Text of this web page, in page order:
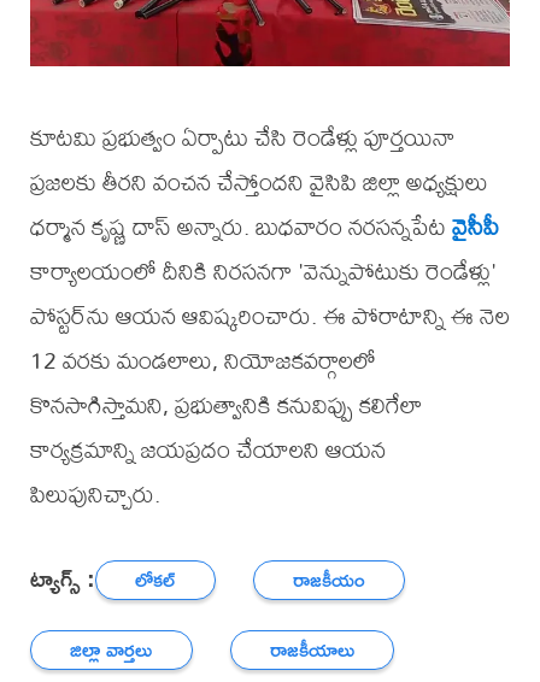
కూటమి ప్రభుత్వం ఏర్పాటు చేసి రెండేళ్లు పూర్తయినా
ప్రజలకు తీరని వంచన చేస్తోందని వైసిపి జిల్లా అధ్యక్షులు
ధర్మాన కృష్ణ దాస్ అన్నారు. బుధవారం నరసన్నపేటవైసీపీ
కార్యాలయంలో దీనికి నిరసనగా 'వెన్నుపోటుకు రెండేళ్లు'
పోస్టర్‌ను ఆయన ఆవిష్కరించారు. ఈ పోరాటాన్ని ఈ నెల
12 వరకు మండలాలు, నియోజకవర్గాలలో
కొనసాగిస్తామని, ప్రభుత్వానికి కనువిప్పు కలిగేలా
కార్యక్రమాన్ని జయప్రదం చేయాలని ఆయన
పిలుపునిచ్చారు.
ట్యాగ్స్ : లోకల్
రాజకీయం
జిల్లా వార్తలు
రాజకీయాలు